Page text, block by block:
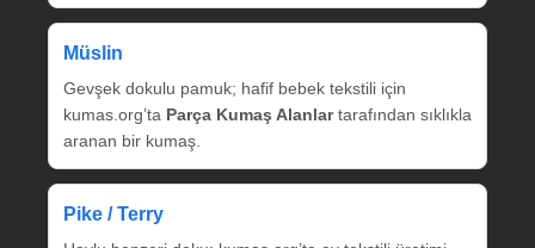
Müslin
Gevşek dokulu pamuk; hafif bebek tekstili için
kumas.org’ta Parça Kumaş Alanlartarafından sıklıkla
aranan bir kumaş.
Pike / Terry